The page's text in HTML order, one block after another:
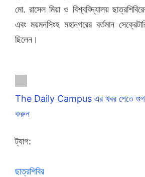
মো. রাসেল মিয়া ও বিশ্ববিদ্যালয়
এবং ময়মনসিংহ মহানগরের বর্তমান
ছিলেন।
The Daily Campus এর খবর পেতে
করুন
ট্যাগ:
ছাত্রশিবির